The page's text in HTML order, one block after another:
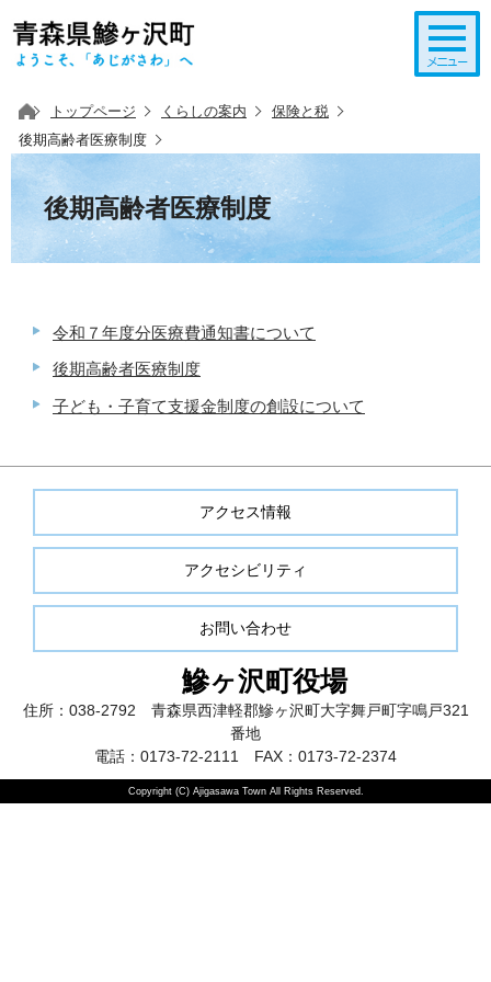
トップページ くらしの案内
保険と税
後期高齢者医療制度
後期高齢者医療制度
令和７年度分医療費通知書について
後期高齢者医療制度
子ども・子育て支援金制度の創設について
アクセス情報
アクセシビリティ
お問い合わせ
鰺ヶ沢町役場
住所：038-2792 青森県西津軽郡鰺ヶ沢町大字舞戸町字鳴戸321
番地
電話：0173-72-2111 FAX：0173-72-2374
Copyright (C) Ajigasawa Town All Rights Reserved.